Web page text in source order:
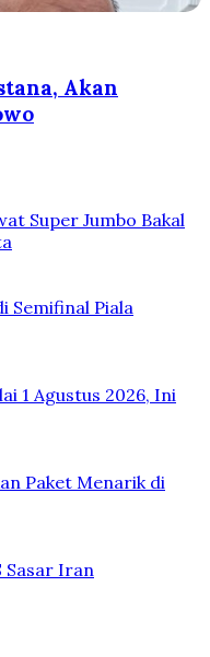
Akan
Super Jumbo Bakal
Semifinal Piala
1 Agustus 2026, Ini
Paket Menarik di
Sasar Iran